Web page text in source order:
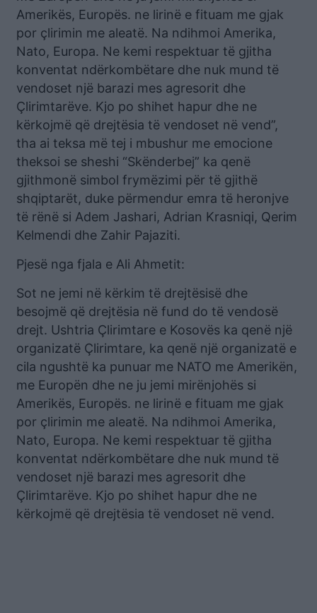
Amerikës, Europës. ne lirinë e fituam me gjak
por çlirimin me aleatë. Na ndihmoi Amerika,
Nato, Europa. Ne kemi respektuar të gjitha
konventat ndërkombëtare dhe nuk mund të
vendoset një barazi mes agresorit dhe
Çlirimtarëve. Kjo po shihet hapur dhe ne
kërkojmë që drejtësia të vendoset në vend”,
tha ai teksa më tej i mbushur me emocione
theksoi se sheshi “Skënderbej” ka qenë
gjithmonë simbol frymëzimi për të gjithë
shqiptarët, duke përmendur emra të heronjve
të rënë si Adem Jashari, Adrian Krasniqi, Qerim
Kelmendi dhe Zahir Pajaziti.
Pjesë nga fjala e Ali Ahmetit:
Sot ne jemi në kërkim të drejtësisë dhe
besojmë që drejtësia në fund do të vendosë
drejt. Ushtria Çlirimtare e Kosovës ka qenë një
organizatë Çlirimtare, ka qenë një organizatë e
cila ngushtë ka punuar me NATO me Amerikën,
me Europën dhe ne ju jemi mirënjohës si
Amerikës, Europës. ne lirinë e fituam me gjak
por çlirimin me aleatë. Na ndihmoi Amerika,
Nato, Europa. Ne kemi respektuar të gjitha
konventat ndërkombëtare dhe nuk mund të
vendoset një barazi mes agresorit dhe
Çlirimtarëve. Kjo po shihet hapur dhe ne
kërkojmë që drejtësia të vendoset në vend.